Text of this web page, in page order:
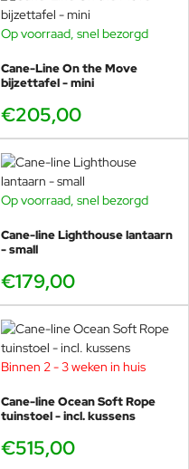
Op voorraad, snel bezorgd
Cane-Line On the Move
bijzettafel - mini
€205,00
Op voorraad, snel bezorgd
Cane-line Lighthouse lantaarn
- small
€179,00
Binnen 2 - 3 weken in huis
Cane-line Ocean Soft Rope
tuinstoel - incl. kussens
€515,00